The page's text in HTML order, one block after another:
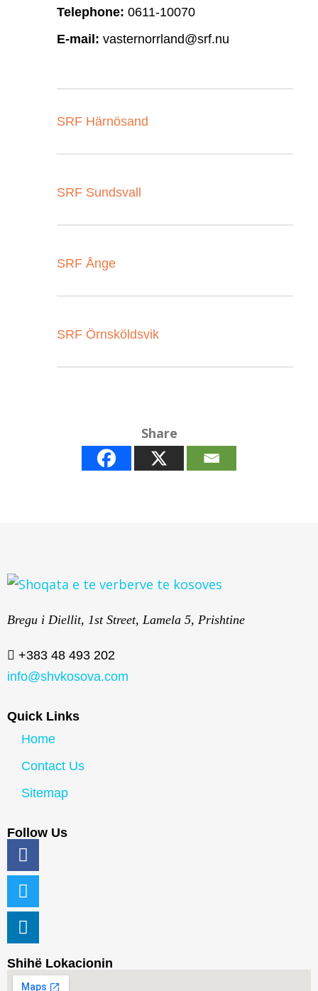
Telephone: 0611-10070
E-mail: vasternorrland@srf.nu
SRF Härnösand
SRF Sundsvall
SRF Ånge
SRF Örnsköldsvik
Share
Bregu i Diellit, 1st Street, Lamela 5, Prishtine
+383 48 493 202
info@shvkosova.com
Quick Links
Home
Contact Us
Sitemap
Follow Us
Shihë Lokacionin